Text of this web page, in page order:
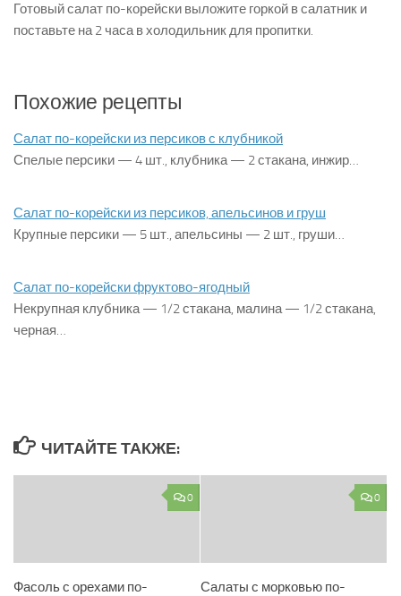
Готовый салат по-корейски выложите горкой в салатник и
поставьте на 2 часа в холодильник для пропитки.
Похожие рецепты
Салат по-корейски из персиков с клубникой
Спелые персики — 4 шт., клубника — 2 стакана, ин­жир…
Салат по-корейски из персиков, апельсинов и груш
Крупные персики — 5 шт., апельсины — 2 шт., груши…
Салат по-корейски фруктово-ягодный
Некрупная клубника — 1/2 стакана, малина — 1/2 стакана,
черная…
ЧИТАЙТЕ ТАКЖЕ:
0
Фасоль с орехами по-
0
Салаты с морковью по-